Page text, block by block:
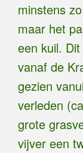
minstens
maar het
een kuil.
vanaf de
gezien
verleden
grote
vijver een